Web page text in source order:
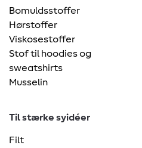
Bomuldsstoffer
Hørstoffer
Viskosestoffer
Stof til hoodies og
sweatshirts
Musselin
Til stærke syidéer
Filt